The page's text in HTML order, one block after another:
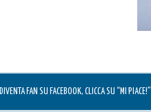
DIVENTA FAN SU FACEBOOK, CLICCA SU “MI PIACE!”